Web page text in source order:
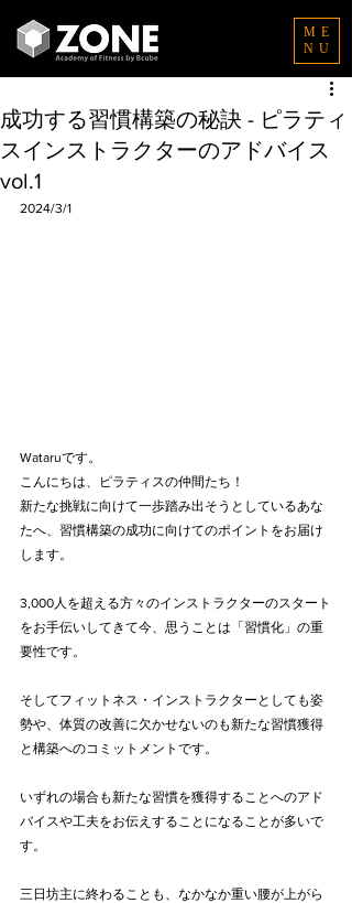
ME
NU
成功する習慣構築の秘訣 - ピラティ
スインストラクターのアドバイス
vol.1
2024/3/1
Wataruです。
こんにちは、ピラティスの仲間たち！
新たな挑戦に向けて一歩踏み出そうとしているあな
たへ、習慣構築の成功に向けてのポイントをお届け
します。
3,000人を超える方々のインストラクターのスタート
をお手伝いしてきて今、思うことは「習慣化」の重
要性です。
そしてフィットネス・インストラクターとしても姿
勢や、体質の改善に欠かせないのも新たな習慣獲得
と構築へのコミットメントです。
いずれの場合も新たな習慣を獲得することへのアド
バイスや工夫をお伝えすることになることが多いで
す。
三日坊主に終わることも、なかなか重い腰が上がら